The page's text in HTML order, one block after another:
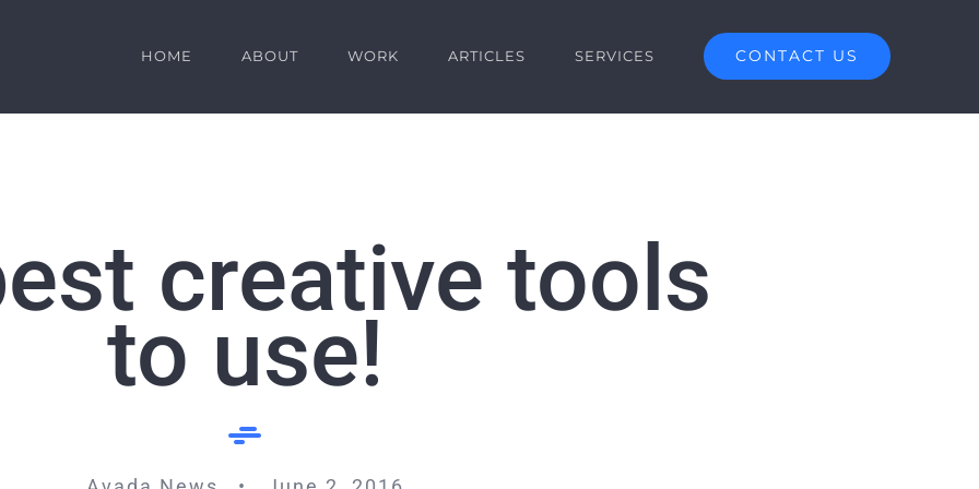
HOME ABOUT WORK ARTICLES SERVICES CONTACT US
creative tools
to use!